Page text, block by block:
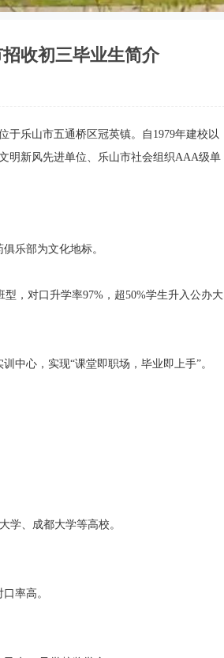
收初三毕业生简介
于乐山市五通桥区冠英镇。自1979年建校以
明新风先进单位、乐山市社会组织AAA级单
乐部为文化地标。
，对口升学率97%，超50%学生升入公办大
中心，实现“课堂即职场，毕业即上手”。
学、成都大学等高校。
率高。